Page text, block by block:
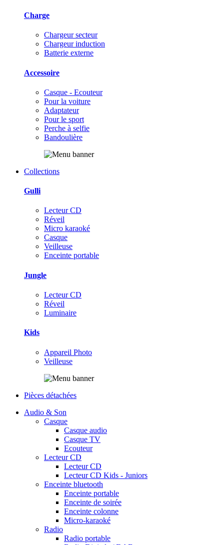
Charge
Chargeur secteur
Chargeur induction
Batterie externe
Accessoire
Casque - Ecouteur
Pour la voiture
Adaptateur
Pour le sport
Perche à selfie
Bandoulière
Collections
Gulli
Lecteur CD
Réveil
Micro karaoké
Casque
Veilleuse
Enceinte portable
Jungle
Lecteur CD
Réveil
Luminaire
Kids
Appareil Photo
Veilleuse
Pièces détachées
Audio & Son
Casque
Casque audio
Casque TV
Ecouteur
Lecteur CD
Lecteur CD
Lecteur CD Kids - Juniors
Enceinte bluetooth
Enceinte portable
Enceinte de soirée
Enceinte colonne
Micro-karaoké
Radio
Radio portable